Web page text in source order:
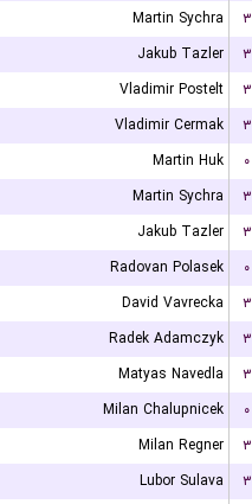
Martin Sychra
۳
Jakub Tazler
۳
Vladimir Postelt
۳
Vladimir Cermak
۳
Martin Huk
۰
Martin Sychra
۳
Jakub Tazler
۳
Radovan Polasek
۰
David Vavrecka
۳
Radek Adamczyk
۳
Matyas Navedla
۳
Milan Chalupnicek
۰
Milan Regner
۳
Lubor Sulava
۳